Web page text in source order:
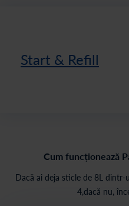
Start & Refill
Cum funcționează
Dacă ai deja sticle de 8L dintr-
4,dacă nu,